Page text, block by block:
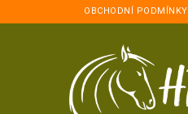
na
OBCHODNÍ PODMÍNKY